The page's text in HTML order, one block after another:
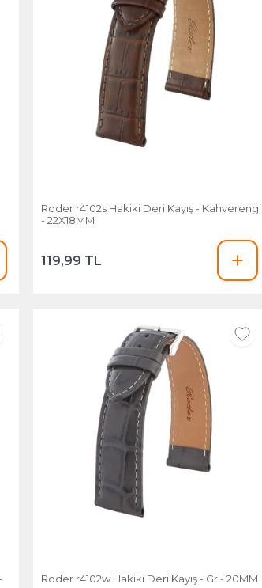
Roder r4102s Hakiki Deri Kayış - Kahverengi
- 22X18MM
119,99 TL
Roder r4102w Hakiki Deri Kayış - Gri- 20MM